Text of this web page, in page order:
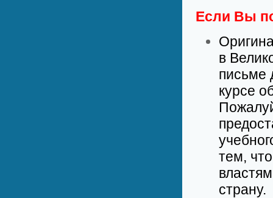
Если Вы
в
письме
курсе
тем,
страну.